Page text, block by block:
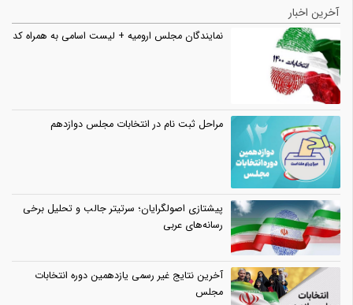
آخرین اخبار
نمایندگان مجلس ارومیه + لیست اسامی به همراه کد
مراحل ثبت نام در انتخابات مجلس دوازدهم
پیشتازی اصولگرایان؛ سرتیتر جالب و تحلیل برخی
رسانه‌های عربی
آخرین نتایج غیر رسمی یازدهمین دوره انتخابات
مجلس